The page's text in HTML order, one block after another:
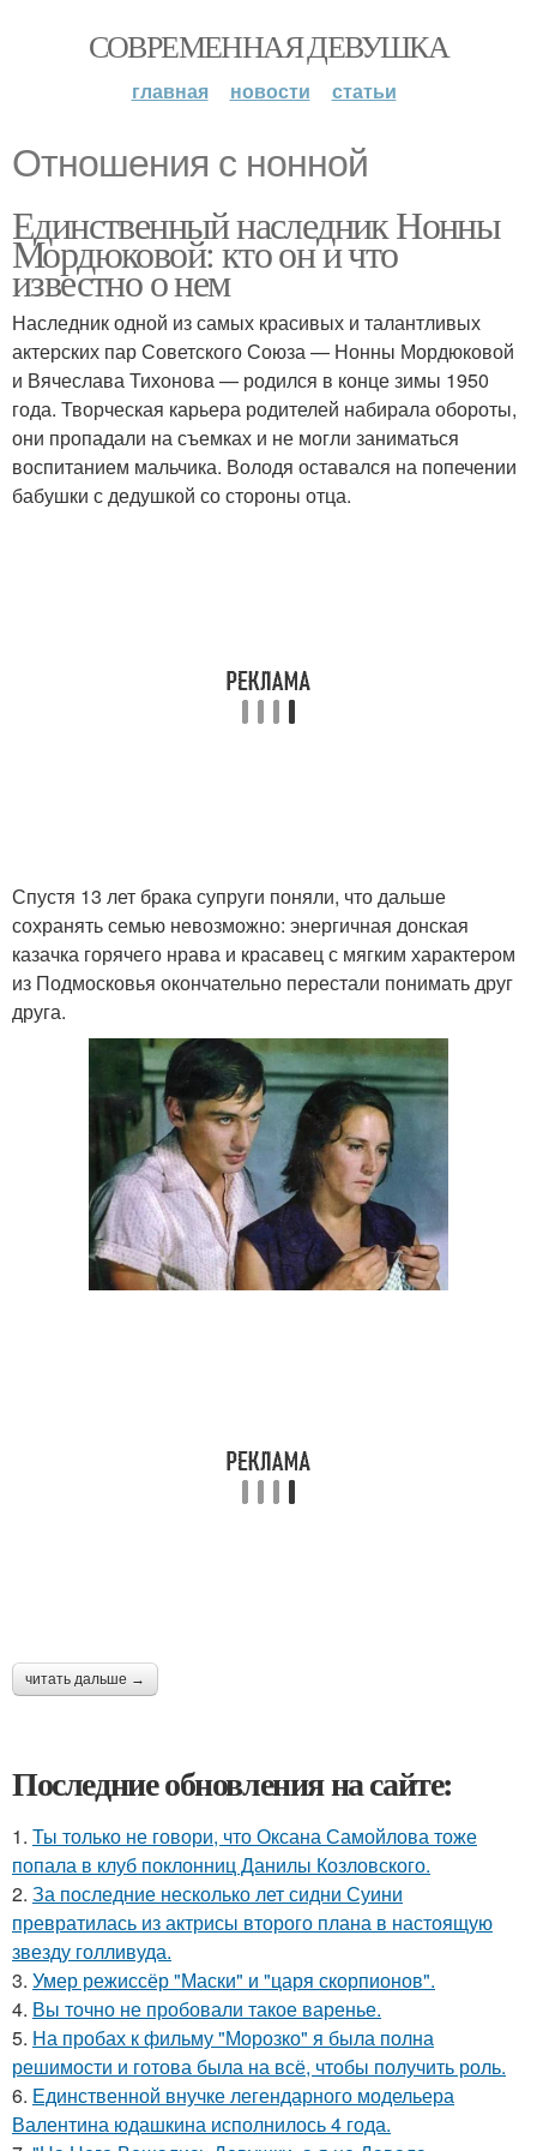
СОВРЕМЕННАЯ ДЕВУШКА
главная новости статьи
Отношения с нонной
Единственный наследник Нонны
Мордюковой: кто он и что
известно о нем
Наследник одной из самых красивых и талантливых
актерских пар Советского Союза — Нонны Мордюковой
и Вячеслава Тихонова — родился в конце зимы 1950
года. Творческая карьера родителей набирала обороты,
они пропадали на съемках и не могли заниматься
воспитанием мальчика. Володя оставался на попечении
бабушки с дедушкой со стороны отца.
Спустя 13 лет брака супруги поняли, что дальше
сохранять семью невозможно: энергичная донская
казачка горячего нрава и красавец с мягким характером
из Подмосковья окончательно перестали понимать друг
друга.
читать дальше →
Последние обновления на сайте:
1. Ты только не говори, что Оксана Самойлова тоже
попала в клуб поклонниц Данилы Козловского.
2. За последние несколько лет сидни Суини
превратилась из актрисы второго плана в настоящую
звезду голливуда.
3. Умер режиссёр "Маски" и "царя скорпионов".
4. Вы точно не пробовали такое варенье.
5. На пробах к фильму "Морозко" я была полна
решимости и готова была на всё, чтобы получить роль.
6. Единственной внучке легендарного модельера
Валентина юдашкина исполнилось 4 года.